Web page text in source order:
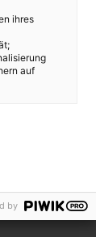
ihres
auf
by